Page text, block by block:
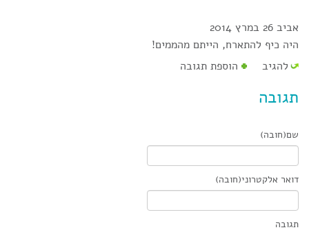
אביב 26 במרץ 2014
היה כיף להתארח, הייתם מהממים!
להגיב
הוספת תגובה
תגובה
שם(חובה)
דואר אלקטרוני(חובה)
תגובה